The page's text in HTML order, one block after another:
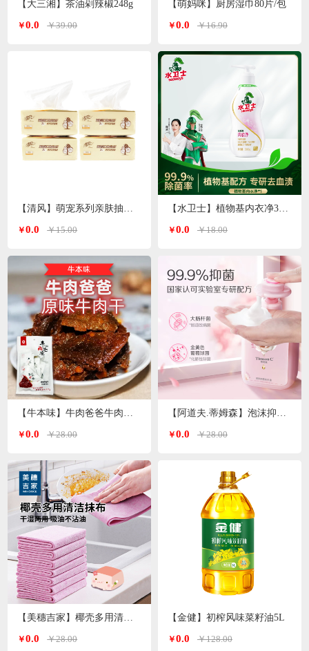
【大三湘】茶油剁辣椒248g
￥0.0 ￥39.00
【清风】萌宠系列亲肤抽纸3层*100抽
￥0.0 ￥15.00
￥0.0 ￥28.00
￥0.0 ￥28.00
【萌妈咪】厨房湿巾80片/包
￥0.0 ￥16.90
【水卫士】植物基内衣净300g/瓶
￥0.0 ￥18.00
￥0.0 ￥28.00
【金健】初榨风味菜籽油5L
￥0.0 ￥128.00